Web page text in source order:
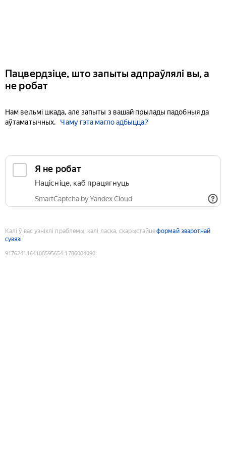
Пацвердзіце, што запыты адпраўлялі вы, а
не робат
Нам вельмі шкада, але запыты з вашай прылады падобныя да
аўтаматычных.
Чаму гэта магло адбыцца?
Я не робат
Націсніце, каб працягнуць
SmartCaptcha by Yandex Cloud
Калі ў вас узніклі праблемы, калі ласка, скарыстайцеформай зваротнай
сувязі
9176241164108595654:1786004090